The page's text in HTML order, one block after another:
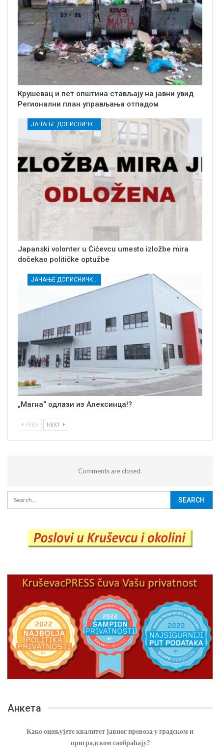
Крушевац и пет општина стављају на јавни увид
Регионални план управљања отпадом
Japanski volonter u Ćićevcu umesto izložbe mira
dočekao političke optužbe
„Магна“ одлази из Алексинца!?
PREV NEXT
Comments are closed.
Анкета
Како оцењујете квалитет јавног превоза у градском и
приградском саобраћају?